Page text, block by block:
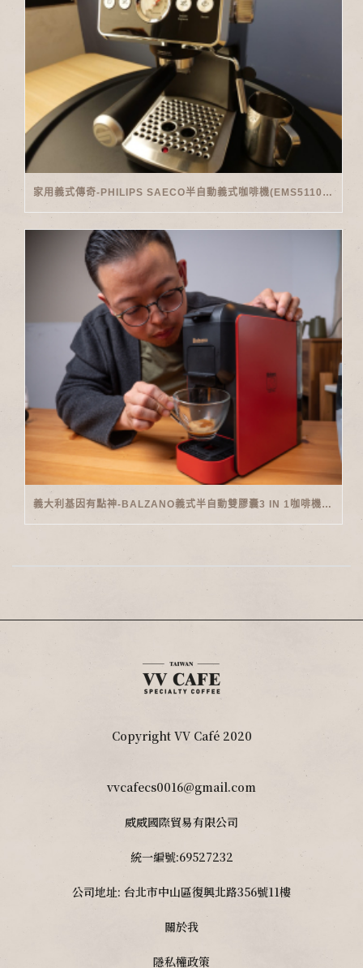
家用義式傳奇-PHILIPS SAECO半自動義式咖啡機(EMS5110)開箱
義大利基因有點神-BALZANO義式半自動雙膠囊3 IN 1咖啡機開箱
Copyright VV Café 2020
vvcafecs0016@gmail.com
威威國際貿易有限公司
統一編號:69527232
公司地址: 台北市中山區復興北路356號11樓
關於我
隱私權政策